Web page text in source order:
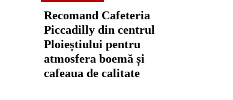
Recomand Cafeteria
Piccadilly din centrul
Ploieștiului pentru
atmosfera boemă și
cafeaua de calitate